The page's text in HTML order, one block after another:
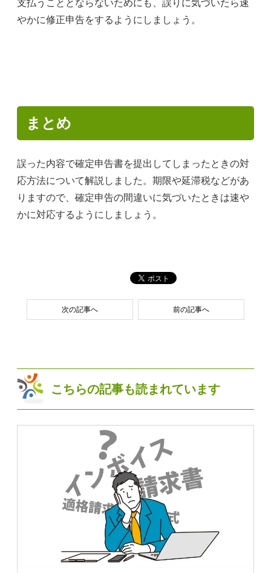
支払うこととならないためにも、誤りに気づいたら速
やかに修正申告をするようにしましょう。
まとめ
誤った内容で確定申告書を提出してしまったときの対
応方法について解説しました。期限や延滞税などがあ
りますので、確定申告の間違いに気づいたときは速や
かに対応するようにしましょう。
次の記事へ 前の記事へ
こちらの記事も読まれています